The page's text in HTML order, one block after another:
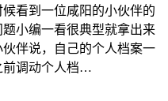
看到一位咸阳的小伙伴的
小编一看很典型就拿出来
伴说，自己的个人档案一
前调动个人档…